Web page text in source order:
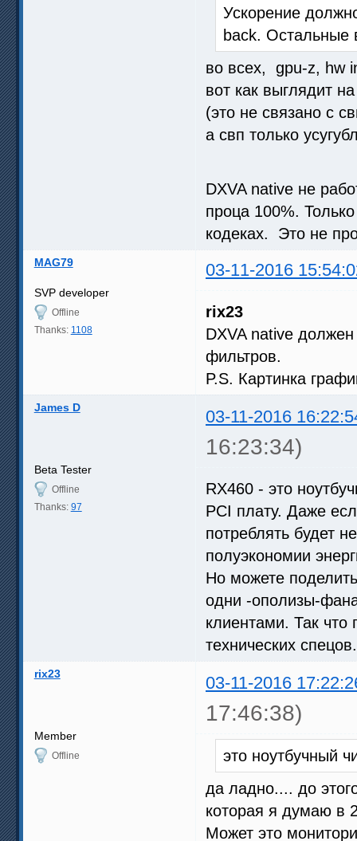
Ускорение
back. Остальные
во всех, gpu-z, hw
вот как выглядит
(это не связано с
а свп только
DXVA native не
проца 100%.
кодеках. Это не
MAG79 03-11-2016
SVP developer
Offline
Thanks: 1108
rix23
DXVA native
фильтров.
P.S. Картинка
James D 03-11-2016
16:23:34)
Beta Tester
Offline
Thanks: 97
RX460 - это
PCI плату. Даже
потреблять будет
полуэкономии
Но можете
одни -ополизы-
клиентами. Так что
технических спецов.
rix23 03-11-2016
17:46:38)
Member
Offline
это ноутбучный
да ладно.... до
которая я думаю в
Может это